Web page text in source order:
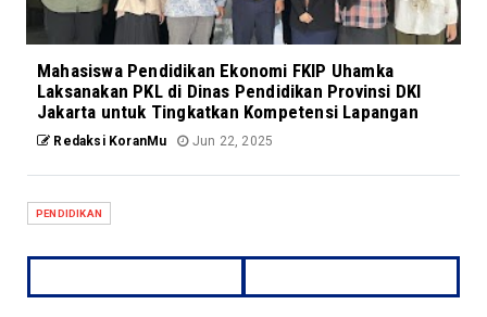
Mahasiswa Pendidikan Ekonomi FKIP Uhamka
Laksanakan PKL di Dinas Pendidikan Provinsi DKI
Jakarta untuk Tingkatkan Kompetensi Lapangan
Redaksi KoranMu Jun 22, 2025
PENDIDIKAN